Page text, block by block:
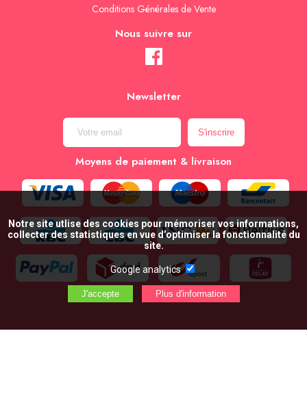
Conditions Générales de Vente
Nous suivre sur
Newsletter
Moyens de paiement & livraison
Notre site utlise des cookies pour mémoriser vos informations,
collecter des statistiques en vue d’optimiser la fonctionnalité du
site.
Google analytics